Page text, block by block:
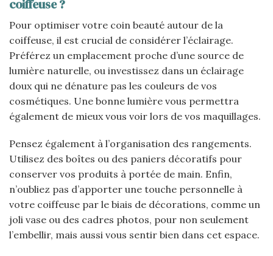
coiffeuse ?
Pour optimiser votre coin beauté autour de la
coiffeuse, il est crucial de considérer l’éclairage.
Préférez un emplacement proche d’une source de
lumière naturelle, ou investissez dans un éclairage
doux qui ne dénature pas les couleurs de vos
cosmétiques. Une bonne lumière vous permettra
également de mieux vous voir lors de vos maquillages.
Pensez également à l’organisation des rangements.
Utilisez des boîtes ou des paniers décoratifs pour
conserver vos produits à portée de main. Enfin,
n’oubliez pas d’apporter une touche personnelle à
votre coiffeuse par le biais de décorations, comme un
joli vase ou des cadres photos, pour non seulement
l’embellir, mais aussi vous sentir bien dans cet espace.